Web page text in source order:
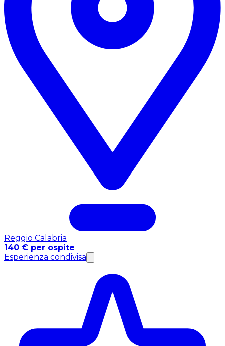
Reggio Calabria
140 € per ospite
Esperienza condivisa